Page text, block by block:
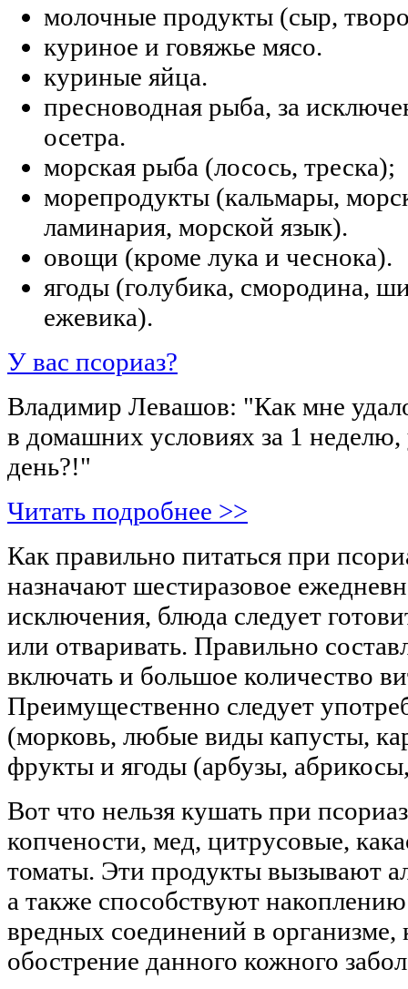
молочные продукты (сыр,
куриное и говяжье мясо.
куриные яйца.
пресноводная рыба, за
осетра.
морская рыба (лосось, треска);
морепродукты (кальмары,
ламинария, морской язык).
овощи (кроме лука и чеснока).
ягоды (голубика, смородина,
ежевика).
У вас псориаз?
Владимир Левашов: "Как мне
в домашних условиях за 1
день?!"
Читать подробнее >>
Как правильно питаться при
назначают шестиразовое
исключения, блюда следует
или отваривать. Правильно
включать и большое количество
Преимущественно следует
(морковь, любые виды капусты,
фрукты и ягоды (арбузы,
Вот что нельзя кушать при
копчености, мед, цитрусовые,
томаты. Эти продукты вызывают
а также способствуют
вредных соединений в
обострение данного кожного